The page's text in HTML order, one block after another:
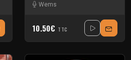
Wems
10.50€ TTC